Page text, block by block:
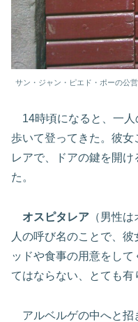
サン・ジャン・ピエド・ポーの公営
14時頃になると、一人
歩いて登ってきた。彼女
レアで、ドアの鍵を開
た。
オスピタレア （男性
人の呼び名のことで、
ッドや食事の用意をして
てはならない、とても有
アルベルゲの中へと招